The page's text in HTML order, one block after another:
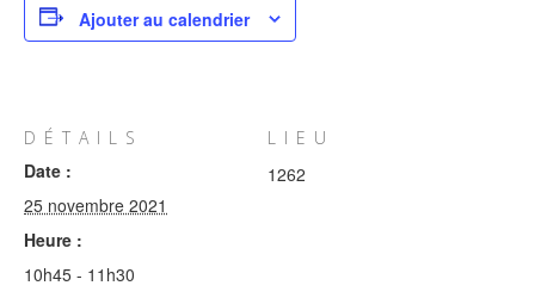
Ajouter au calendrier
DÉTAILS
Date :
25 novembre 2021
Heure :
10h45 - 11h30
LIEU
1262